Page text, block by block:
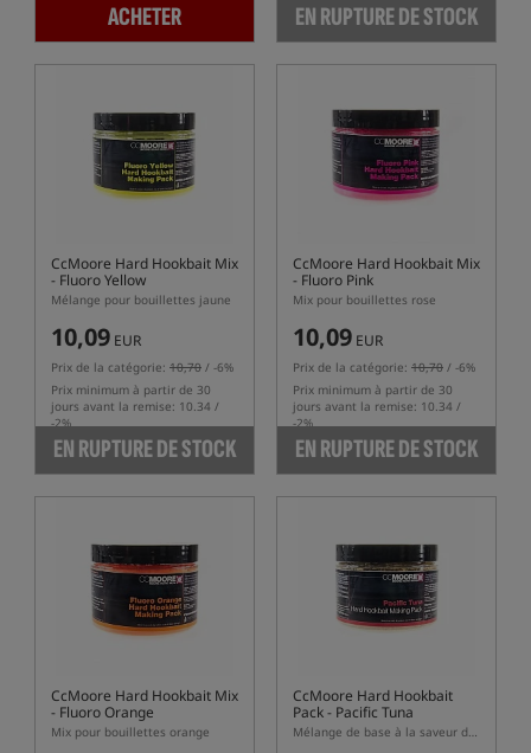
ACHETER EN RUPTURE DE STOCK
CcMoore Hard Hookbait Mix
- Fluoro Yellow
Mélange pour bouillettes jaune
10,09 EUR
Prix de la catégorie: 10,70 / -6%
Prix minimum à partir de 30
jours avant la remise: 10.34 /
-2%
EN RUPTURE DE STOCK
CcMoore Hard Hookbait Mix
- Fluoro Pink
Mix pour bouillettes rose
10,09 EUR
Prix de la catégorie: 10,70 / -6%
Prix minimum à partir de 30
jours avant la remise: 10.34 /
-2%
EN RUPTURE DE STOCK
CcMoore Hard Hookbait Mix
- Fluoro Orange
Mix pour bouillettes orange
CcMoore Hard Hookbait
Pack - Pacific Tuna
Mélange de base à la saveur de thon